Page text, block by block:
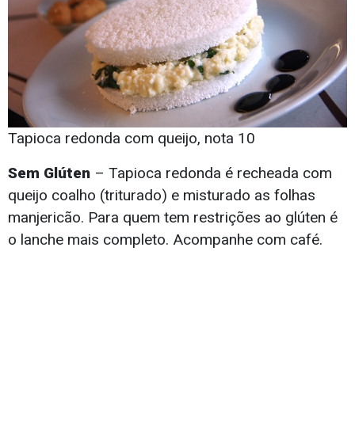
Tapioca redonda com queijo, nota 10
Sem Glúten – Tapioca redonda é recheada com
queijo coalho (triturado) e misturado as folhas
manjericão. Para quem tem restrições ao glúten é
o lanche mais completo. Acompanhe com café.